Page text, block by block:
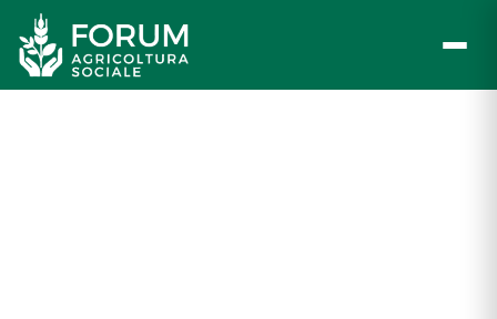
contenuto